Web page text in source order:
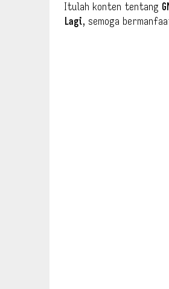
Itulah konten tentang
Lagi, semoga